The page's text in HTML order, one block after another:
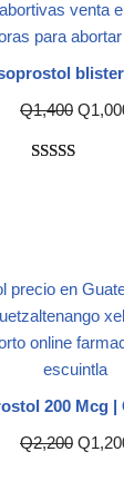
Q1,400 Q
de un
cliente
200 Mcg |
Q2,200 Q